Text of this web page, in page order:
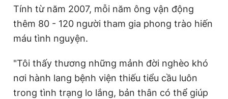
Tính từ năm 2007, mỗi năm ông vận động
thêm 80 - 120 người tham gia phong trào hiến
máu tình nguyện.
"Tôi thấy thương những mảnh đời nghèo khó
nơi hành lang bệnh viện thiếu tiểu cầu luôn
trong tình trạng lo lắng, bản thân có thể giúp